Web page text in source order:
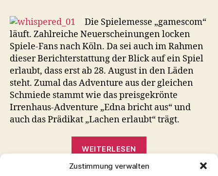
Zustimmung verwalten
Die Spielemesse „gamescom“
läuft. Zahlreiche Neuerscheinungen locken
Spiele-Fans nach Köln. Da sei auch im Rahmen
dieser Berichterstattung der Blick auf ein Spiel
erlaubt, dass erst ab 28. August in den Läden
steht. Zumal das Adventure aus der gleichen
Schmiede stammt wie das preisgekrönte
Irrenhaus-Adventure „Edna bricht aus“ und
auch das Prädikat „Lachen erlaubt“ trägt.
WEITERLESEN
World“